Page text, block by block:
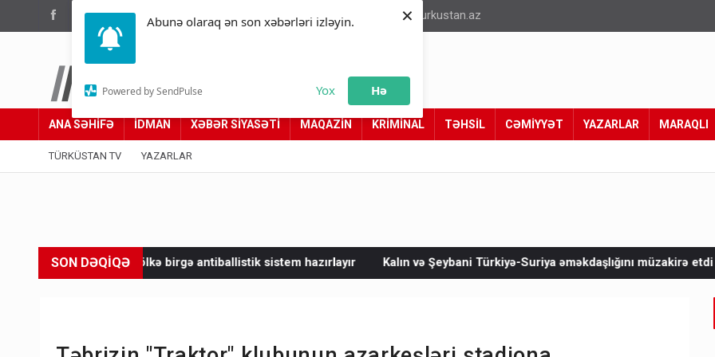
Abunə olaraq ən son xəbərləri izləyin.
Powered by SendPulse Yox Hə
×
(012) 449 94 05 info@turkustan.az
Türküstan.az
Adımız yolumuzdur
ANA SƏHİFƏ İDMAN XƏBƏR SİYASƏTİ MAQAZİN KRİMİNAL TƏHSİL CƏMİYYƏT YAZARLAR MARAQLI
TÜRKÜSTAN TV YAZARLAR
SON DƏQİQƏ
ölkə birgə antiballistik sistem hazırlayır Kalın və Şeybani Türkiyə-Suriya əməkdaşlığını müzakirə etdi 8 ölkə İsraili